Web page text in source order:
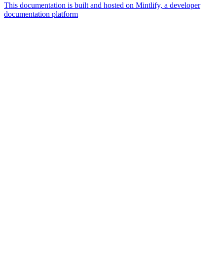
This documentation is built and hosted on Mintlify, a developer
documentation platform